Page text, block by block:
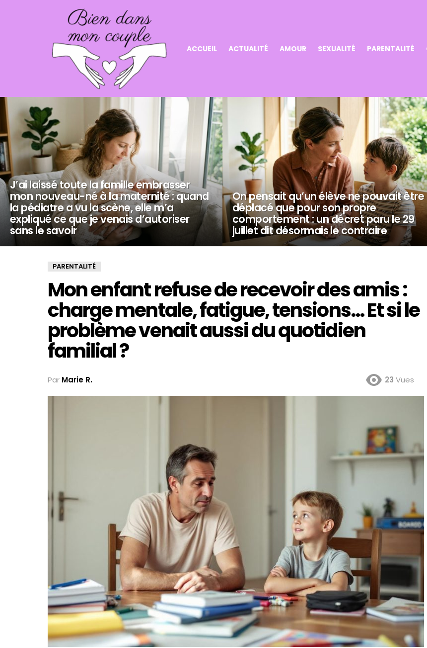
ACCUEIL ACTUALITÉ AMOUR SEXUALITÉ PARENTALITÉ
NOS
DERNIERS
ARTICLES
J’ai laissé toute la famille embrasser
mon nouveau-né à la maternité : quand
la pédiatre a vu la scène, elle m’a
expliqué ce que je venais d’autoriser
sans le savoir
On pensait qu’un élève ne pouvait être
déplacé que pour son propre
comportement : un décret paru le 29
juillet dit désormais le contraire
PARENTALITÉ
Mon enfant refuse de recevoir des amis :
charge mentale, fatigue, tensions… Et si le
problème venait aussi du quotidien
familial ?
Par Marie R. 23 Vues